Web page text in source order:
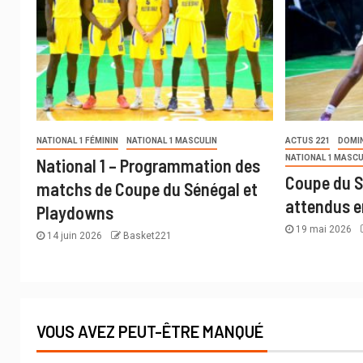
NATIONAL 1 FÉMININ NATIONAL 1 MASCULIN
National 1 – Programmation des
matchs de Coupe du Sénégal et
Playdowns
14 juin 2026 Basket221
ACTUS 221
NATIONAL 1
Coupe du
attendus
19 mai 2026
VOUS AVEZ PEUT-ÊTRE MANQUÉ